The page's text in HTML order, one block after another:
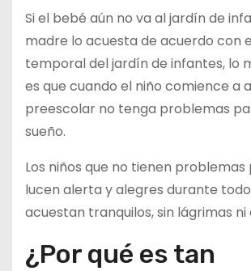
Si el bebé aún no va al jardín de
madre lo acuesta de acuerdo con
temporal del jardín de infantes, lo
es que cuando el niño comience a
preescolar no tenga problemas
sueño.
Los niños que no tienen
lucen alerta y alegres durante todo
acuestan tranquilos, sin lágrimas
¿Por qué es tan